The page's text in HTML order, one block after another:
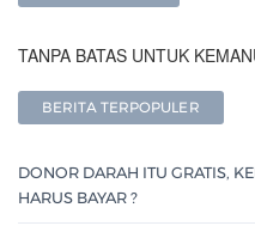
TANPA BATAS UNTUK
BERITA TERPOPULER
DONOR DARAH ITU GRATIS,
HARUS BAYAR ?